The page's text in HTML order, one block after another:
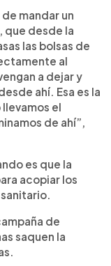
mandar un
que desde la
las bolsas de
al
a dejar y
ahí. Esa es la
el
de ahí”,
es que la
acopiar los
de
saquen la